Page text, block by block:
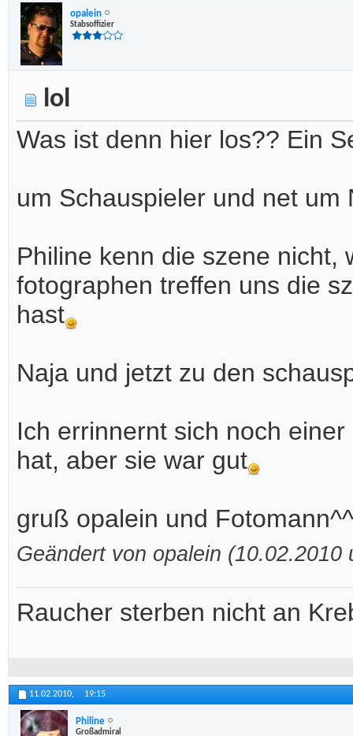
opalein
Stabsoffizier
lol
Was ist denn hier los?? Ein
um Schauspieler und net um
Philine kenn die szene nicht,
fotographen treffen uns die
hast
Naja und jetzt zu den
Ich errinnernt sich noch
hat, aber sie war gut
gruß opalein und Fotomann^^
Geändert von opalein (10.02.2010
Raucher sterben nicht an
11.02.2010, 19:15
Philine
Großadmiral